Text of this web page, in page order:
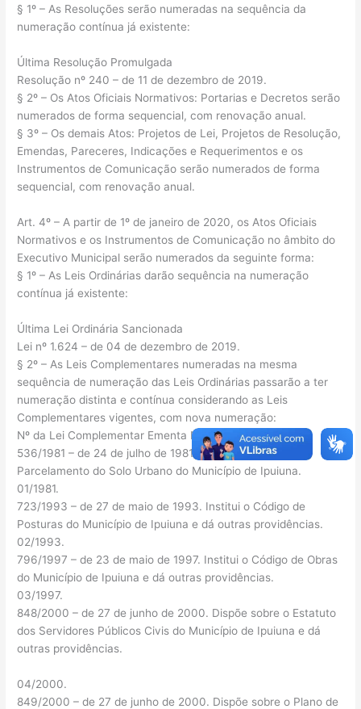
§ 1º – As Resoluções serão numeradas na sequência da
numeração contínua já existente:
Última Resolução Promulgada
Resolução nº 240 – de 11 de dezembro de 2019.
§ 2º – Os Atos Oficiais Normativos: Portarias e Decretos serão
numerados de forma sequencial, com renovação anual.
§ 3º – Os demais Atos: Projetos de Lei, Projetos de Resolução,
Emendas, Pareceres, Indicações e Requerimentos e os
Instrumentos de Comunicação serão numerados de forma
sequencial, com renovação anual.
Art. 4º – A partir de 1º de janeiro de 2020, os Atos Oficiais
Normativos e os Instrumentos de Comunicação no âmbito do
Executivo Municipal serão numerados da seguinte forma:
§ 1º – As Leis Ordinárias darão sequência na numeração
contínua já existente:
Última Lei Ordinária Sancionada
Lei nº 1.624 – de 04 de dezembro de 2019.
§ 2º – As Leis Complementares numeradas na mesma
sequência de numeração das Leis Ordinárias passarão a ter
numeração distinta e contínua considerando as Leis
Complementares vigentes, com nova numeração:
Nº da Lei Complementar Ementa Nº Atual da Lei
536/1981 – de 24 de julho de 1981. Dispõe sobre o
Parcelamento do Solo Urbano do Município de Ipuiuna.
01/1981.
723/1993 – de 27 de maio de 1993. Institui o Código de
Posturas do Município de Ipuiuna e dá outras providências.
02/1993.
796/1997 – de 23 de maio de 1997. Institui o Código de Obras
do Município de Ipuiuna e dá outras providências.
03/1997.
848/2000 – de 27 de junho de 2000. Dispõe sobre o Estatuto
dos Servidores Públicos Civis do Município de Ipuiuna e dá
outras providências.
04/2000.
849/2000 – de 27 de junho de 2000. Dispõe sobre o Plano de